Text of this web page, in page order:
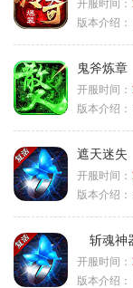
开服时间：
版本介绍：
鬼斧炼章
开服时间：
版本介绍：
遮天迷失
开服时间：
版本介绍：
斩魂神
开服时间：
版本介绍：